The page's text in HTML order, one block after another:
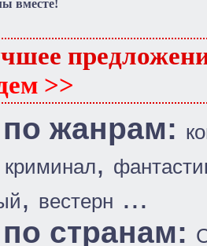
вместе!
>>
жанрам:
криминал,
, вестерн ...
странам: